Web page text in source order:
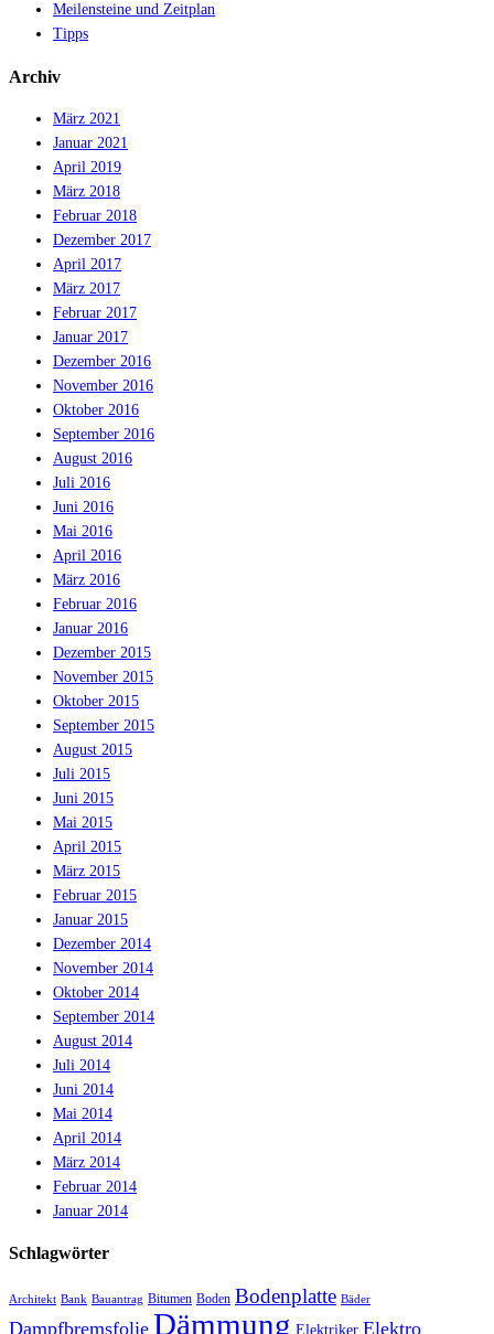
Meilensteine und Zeitplan
Tipps
Archiv
März 2021
Januar 2021
April 2019
März 2018
Februar 2018
Dezember 2017
April 2017
März 2017
Februar 2017
Januar 2017
Dezember 2016
November 2016
Oktober 2016
September 2016
August 2016
Juli 2016
Juni 2016
Mai 2016
April 2016
März 2016
Februar 2016
Januar 2016
Dezember 2015
November 2015
Oktober 2015
September 2015
August 2015
Juli 2015
Juni 2015
Mai 2015
April 2015
März 2015
Februar 2015
Januar 2015
Dezember 2014
November 2014
Oktober 2014
September 2014
August 2014
Juli 2014
Juni 2014
Mai 2014
April 2014
März 2014
Februar 2014
Januar 2014
Schlagwörter
Architekt Bank Bauantrag Bitumen Boden Bodenplatte Bäder
Dampfbremsfolie Dämmung Elektriker Elektro